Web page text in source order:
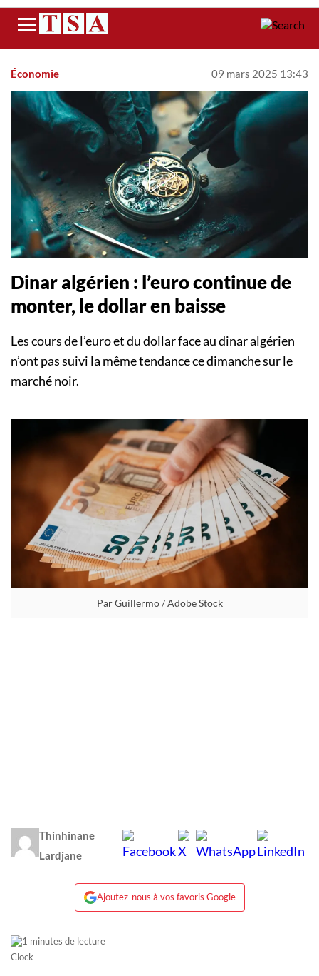
Menu
Économie 09 mars 2025 13:43
Dinar algérien : l’euro continue de
monter, le dollar en baisse
Les cours de l’euro et du dollar face au dinar algérien
n’ont pas suivi la même tendance ce dimanche sur le
marché noir.
Par Guillermo / Adobe Stock
Thinhinane
Lardjane
Ajoutez-nous à vos favoris Google
1 minutes de lecture